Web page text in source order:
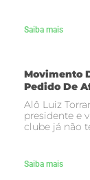
Saiba mais
Movimento
Pedido De
Alô Luiz
presidente e
clube já não
Saiba mais